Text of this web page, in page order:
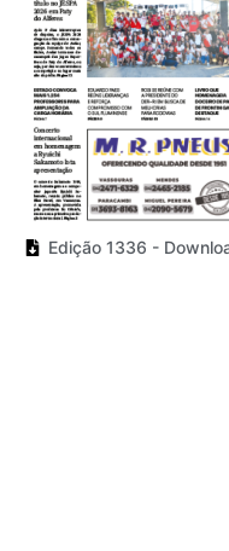
Edição 1336 -